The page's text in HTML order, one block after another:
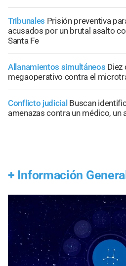
Tribunales Prisión preventiva
acusados por un brutal asalto
Santa Fe
Allanamientos simultáneos Diez
megaoperativo contra el
Conflicto judicial Buscan
amenazas contra un médico, un
+ Información General